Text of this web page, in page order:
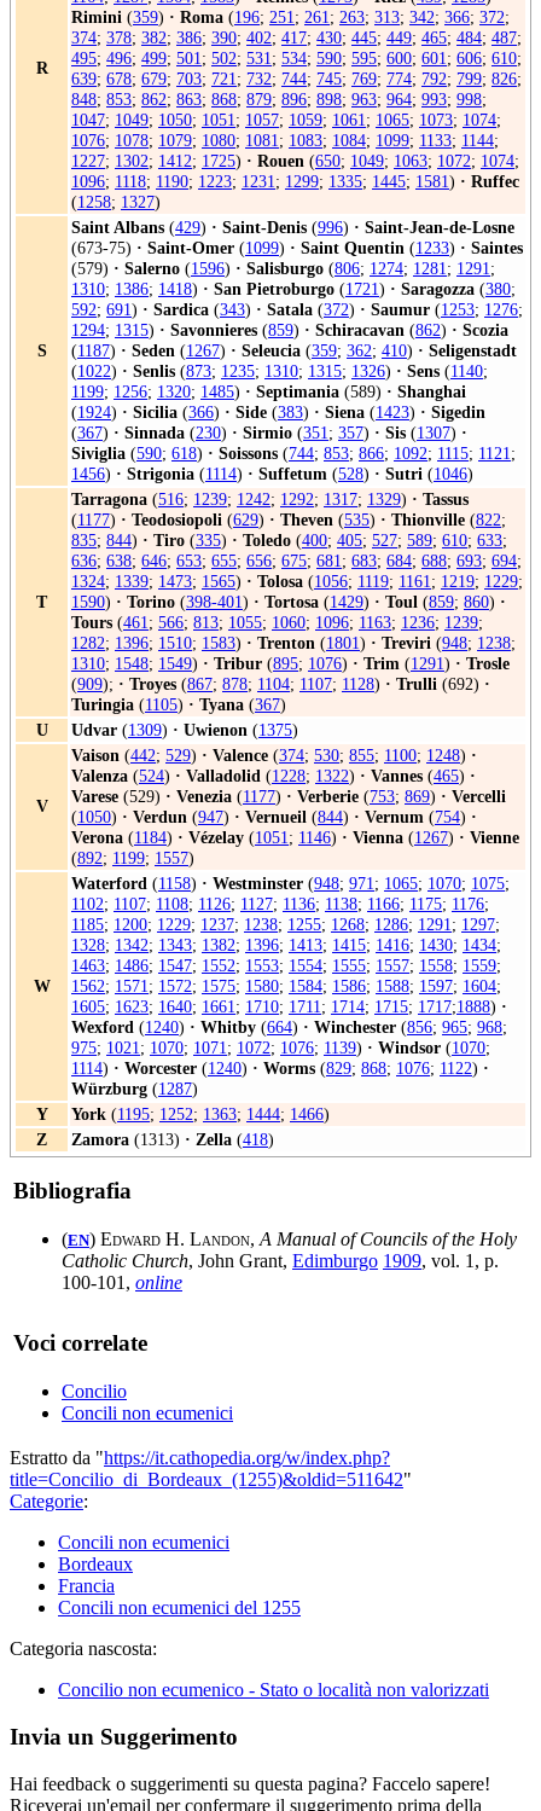
R
Rimini (359) · Roma (196; 251; 261; 263; 313; 342; 366; 372;
374; 378; 382; 386; 390; 402; 417; 430; 445; 449; 465; 484; 487;
495; 496; 499; 501; 502; 531; 534; 590; 595; 600; 601; 606; 610;
639; 678; 679; 703; 721; 732; 744; 745; 769; 774; 792; 799; 826;
848; 853; 862; 863; 868; 879; 896; 898; 963; 964; 993; 998;
1047; 1049; 1050; 1051; 1057; 1059; 1061; 1065; 1073; 1074;
1076; 1078; 1079; 1080; 1081; 1083; 1084; 1099; 1133; 1144;
1227; 1302; 1412; 1725) · Rouen (650; 1049; 1063; 1072; 1074;
1096; 1118; 1190; 1223; 1231; 1299; 1335; 1445; 1581) · Ruffec
(1258; 1327)
S
Saint Albans (429) · Saint-Denis (996) · Saint-Jean-de-Losne
(673-75) · Saint-Omer (1099) · Saint Quentin (1233) · Saintes
(579) · Salerno (1596) · Salisburgo (806; 1274; 1281; 1291;
1310; 1386; 1418) · San Pietroburgo (1721) · Saragozza (380;
592; 691) · Sardica (343) · Satala (372) · Saumur (1253; 1276;
1294; 1315) · Savonnieres (859) · Schiracavan (862) · Scozia
(1187) · Seden (1267) · Seleucia (359; 362; 410) · Seligenstadt
(1022) · Senlis (873; 1235; 1310; 1315; 1326) · Sens (1140;
1199; 1256; 1320; 1485) · Septimania (589) · Shanghai
(1924) · Sicilia (366) · Side (383) · Siena (1423) · Sigedin
(367) · Sinnada (230) · Sirmio (351; 357) · Sis (1307) ·
Siviglia (590; 618) · Soissons (744; 853; 866; 1092; 1115; 1121;
1456) · Strigonia (1114) · Suffetum (528) · Sutri (1046)
T
Tarragona (516; 1239; 1242; 1292; 1317; 1329) · Tassus
(1177) · Teodosiopoli (629) · Theven (535) · Thionville (822;
835; 844) · Tiro (335) · Toledo (400; 405; 527; 589; 610; 633;
636; 638; 646; 653; 655; 656; 675; 681; 683; 684; 688; 693; 694;
1324; 1339; 1473; 1565) · Tolosa (1056; 1119; 1161; 1219; 1229;
1590) · Torino (398-401) · Tortosa (1429) · Toul (859; 860) ·
Tours (461; 566; 813; 1055; 1060; 1096; 1163; 1236; 1239;
1282; 1396; 1510; 1583) · Trenton (1801) · Treviri (948; 1238;
1310; 1548; 1549) · Tribur (895; 1076) · Trim (1291) · Trosle
(909); · Troyes (867; 878; 1104; 1107; 1128) · Trulli (692) ·
Turingia (1105) · Tyana (367)
U
Udvar (1309) · Uwienon (1375)
V
Vaison (442; 529) · Valence (374; 530; 855; 1100; 1248) ·
Valenza (524) · Valladolid (1228; 1322) · Vannes (465) ·
Varese (529) · Venezia (1177) · Verberie (753; 869) · Vercelli
(1050) · Verdun (947) · Vernueil (844) · Vernum (754) ·
Verona (1184) · Vézelay (1051; 1146) · Vienna (1267) · Vienne
(892; 1199; 1557)
W
Waterford (1158) · Westminster (948; 971; 1065; 1070; 1075;
1102; 1107; 1108; 1126; 1127; 1136; 1138; 1166; 1175; 1176;
1185; 1200; 1229; 1237; 1238; 1255; 1268; 1286; 1291; 1297;
1328; 1342; 1343; 1382; 1396; 1413; 1415; 1416; 1430; 1434;
1463; 1486; 1547; 1552; 1553; 1554; 1555; 1557; 1558; 1559;
1562; 1571; 1572; 1575; 1580; 1584; 1586; 1588; 1597; 1604;
1605; 1623; 1640; 1661; 1710; 1711; 1714; 1715; 1717;1888) ·
Wexford (1240) · Whitby (664) · Winchester (856; 965; 968;
975; 1021; 1070; 1071; 1072; 1076; 1139) · Windsor (1070;
1114) · Worcester (1240) · Worms (829; 868; 1076; 1122) ·
Würzburg (1287)
Y
York (1195; 1252; 1363; 1444; 1466)
Z
Zamora (1313) · Zella (418)
Bibliografia
(EN) Edward H. Landon,A Manual of Councils of the Holy
Catholic Church, John Grant, Edimburgo 1909, vol. 1, p.
100-101, online
Voci correlate
Concilio
Concili non ecumenici
Estratto da "https://it.cathopedia.org/w/index.php?
title=Concilio_di_Bordeaux_(1255)&oldid=511642"
Categorie:
Concili non ecumenici
Bordeaux
Francia
Concili non ecumenici del 1255
Categoria nascosta:
Concilio non ecumenico - Stato o località non valorizzati
Invia un Suggerimento
Hai feedback o suggerimenti su questa pagina? Faccelo sapere!
Riceverai un'email per confermare il suggerimento prima della